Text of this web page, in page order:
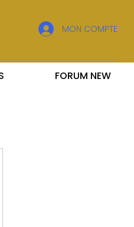
MON COMPTE
FORUM NEW